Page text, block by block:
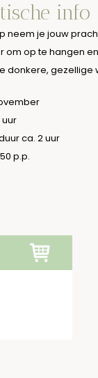
info
neem je jouw
om op te hangen
donkere, gezellige
uur
ca. 2 uur
p.p.